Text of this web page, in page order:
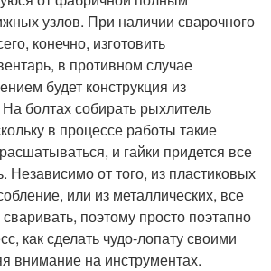
узлов. При наличии сварочного
конечно, изготовить
в противном случае
будет конструкция из
болтах собирать рыхлитель
в процессе работы такие
и гайки придется все
Независимо от того, из пластиковых
или из металлических, все
поэтому просто поэтапно
как сделать чудо-лопату своими
внимание на инструментах.